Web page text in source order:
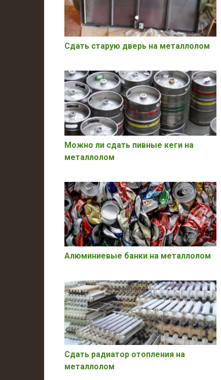
Сдать старую дверь на металлолом
Можно ли сдать пивные кеги на
металлолом
Алюминиевые банки на металлолом
Сдать радиатор отопления на
металлолом